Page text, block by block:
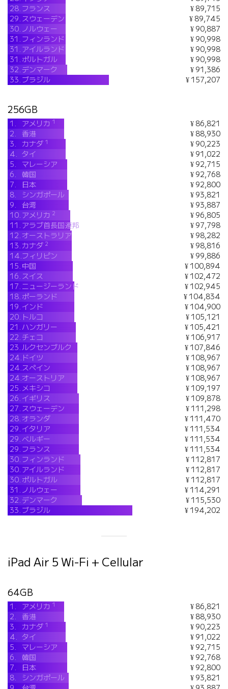
28. フランス
¥ 89,715
29. スウェーデン
¥ 89,745
30. ノルウェー
¥ 90,887
31. フィンランド
¥ 90,998
31. アイルランド
¥ 90,998
31. ポルトガル
¥ 90,998
32.デンマーク
¥ 91,386
33. ブラジル ¥ 157,207
256GB
1. アメリカ 1
¥ 86,821
2.
香港
¥ 88,930
3.
カナダ 1
¥ 90,223
4. タイ
¥ 91,022
5.
マレーシア
¥ 92,715
6.
韓国
¥ 92,768
7.
日本
¥ 92,800
8.
シンガポール
¥ 93,821
9.
台湾
¥ 93,887
10. アメリカ 2
¥ 96,805
11. アラブ首長国連邦
¥ 97,798
12.オーストラリア
¥ 98,282
13.カナダ 2
¥ 98,816
14.フィリピン
¥ 99,886
15. 中国
¥ 100,894
16. スイス
¥ 102,472
17. ニュージーランド
¥ 102,945
18. ポーランド
¥ 104,834
19. インド
¥ 104,900
20. トルコ
¥ 105,121
21. ハンガリー
¥ 105,421
22.チェコ
¥ 106,917
23.ルクセンブルク
¥ 107,846
24. ドイツ
¥ 108,967
24.スペイン
¥ 108,967
24.オーストリア
¥ 108,967
25. メキシコ
¥ 109,197
26. イギリス
¥ 109,878
27. スウェーデン
¥ 111,298
28.オランダ
¥ 111,470
29. イタリア
¥ 111,534
29.ベルギー
¥ 111,534
29. フランス
¥ 111,534
30. フィンランド
¥ 112,817
30. アイルランド
¥ 112,817
30. ポルトガル
¥ 112,817
31. ノルウェー
¥ 114,291
32.デンマーク
¥ 115,530
33. ブラジル ¥ 194,202
iPad Air 5 Wi-Fi + Cellular
64GB
1. アメリカ 1
¥ 86,821
2.
香港
¥ 88,930
3.
カナダ 1
¥ 90,223
4. タイ
¥ 91,022
5.
マレーシア
¥ 92,715
6.
韓国
¥ 92,768
7.
日本
¥ 92,800
8.
シンガポール
¥ 93,821